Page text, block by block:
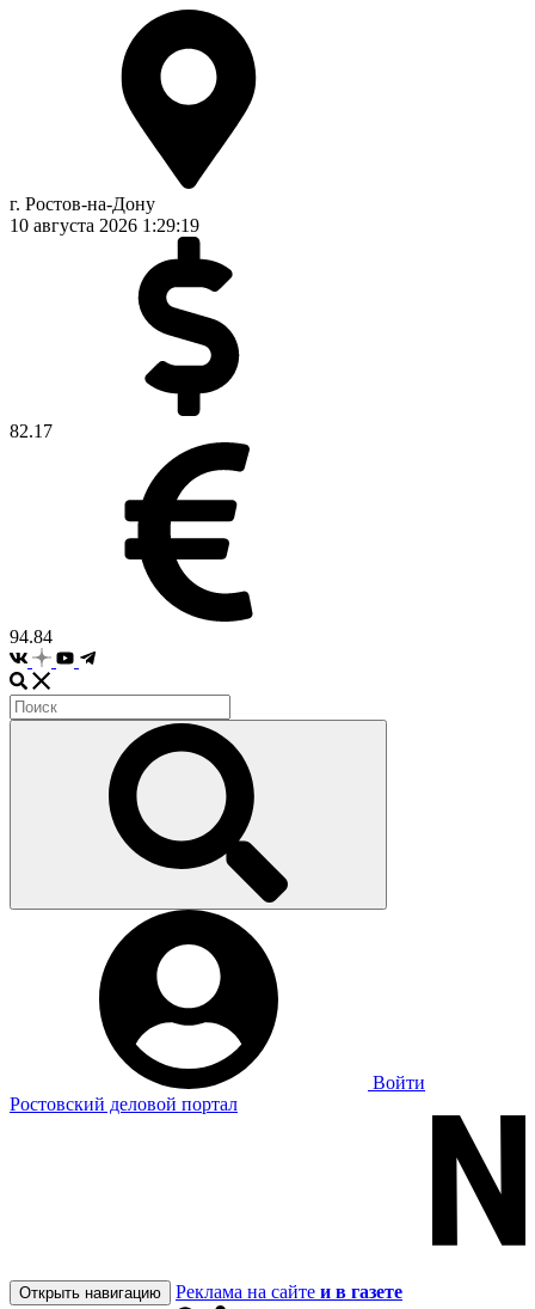
г. Ростов-на-Дону
10 августа 2026 1:29:19
82.17
94.84
Войти
Ростовский деловой портал
Открыть навигацию Реклама на сайте и в газете